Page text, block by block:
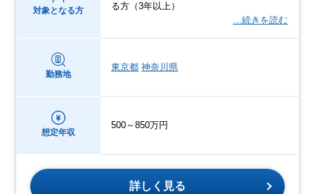
対象となる方
る方（3年以上）
…続きを読む
勤務地
東京都 神奈川県
想定年収
500～850万円
詳しく見る